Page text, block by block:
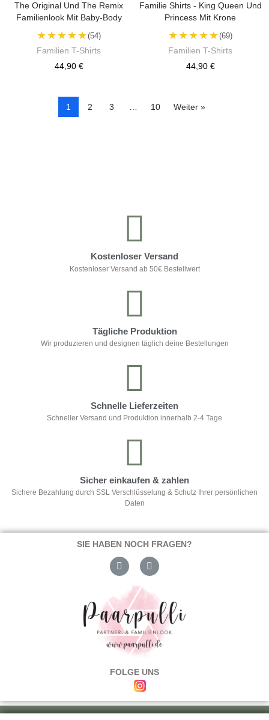
The Original Und The Remix
Familienlook Mit Baby-Body
★★★★★(54)
Familien T-Shirts
44,90 €
Familie Shirts - King Queen Und
Princess Mit Krone
★★★★★(69)
Familien T-Shirts
44,90 €
1 2 3 … 10 Weiter »
Kostenloser Versand
Kostenloser Versand ab 50€ Bestellwert
Tägliche Produktion
Wir produzieren und designen täglich deine Bestellungen
Schnelle Lieferzeiten
Schneller Versand und Produktion innerhalb 2-4 Tage
Sicher einkaufen & zahlen
Sichere Bezahlung durch SSL Verschlüsselung & Schutz Ihrer persönlichen
Daten
SIE HABEN NOCH FRAGEN?
FOLGE UNS